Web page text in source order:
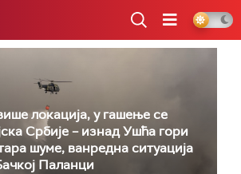
локација, у гашење се
Србије – изнад Ушћа гори
шуме, ванредна ситуација
Паланци